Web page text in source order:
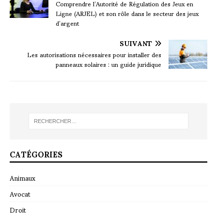
Ligne (ARJEL) et son rôle dans le secteur des jeux
d’argent
SUIVANT
Les autorisations nécessaires pour installer des
panneaux solaires : un guide juridique
CATÉGORIES
Animaux
Avocat
Droit